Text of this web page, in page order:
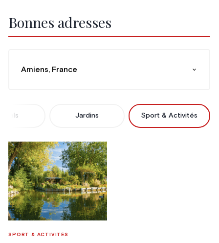
Bonnes adresses
Amiens, France
Jardins Sport & Activités
SPORT & ACTIVITÉS